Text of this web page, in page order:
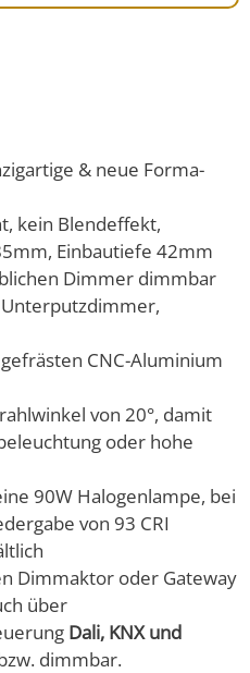
& neue Forma-
kein Blendeffekt,
Einbautiefe 42mm
Dimmer dimmbar
CNC-Aluminium
von 20°, damit
oder hohe
90W Halogenlampe, bei
von 93 CRI
Dimmaktor oder Gateway
über
Dali, KNX und
dimmbar.